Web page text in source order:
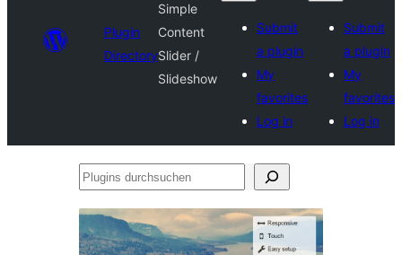
Plugin
Directory
Simple
Content
Slider /
Slideshow
Submit
a plugin
My
favorites
Log in
Submit
a plugin
My
favorites
Log in
Plugins